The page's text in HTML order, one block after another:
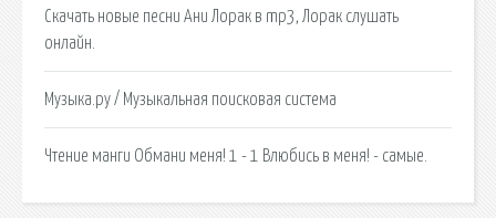
Скачать новые песни Ани Лорак в mp3, Лорак слушать
онлайн.
Музыка.ру / Музыкальная поисковая система
Чтение манги Обмани меня! 1 - 1 Влюбись в меня! - самые.